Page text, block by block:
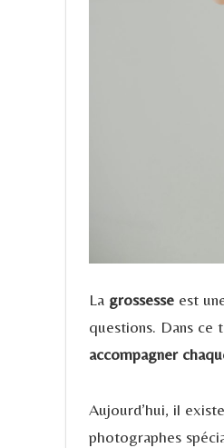
La grossesse est
questions. Dans
accompagner
Aujourd’hui, il
photographes